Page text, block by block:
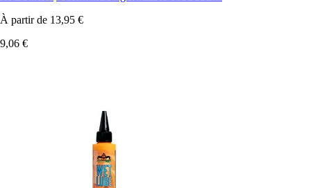
À partir de 13,95 €
9,06 €